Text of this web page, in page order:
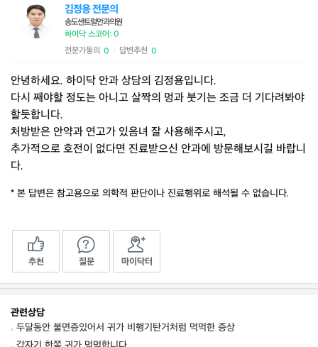
김정용 전문의
송도센트럴안과의원
하이닥 스코어: 0
전문가동의 0 답변추천 0
안녕하세요. 하이닥 안과 상담의 김정용입니다.
다시 째야할 정도는 아니고 살짝의 멍과 붓기는 조금 더 기다려봐야
할듯합니다.
처방받은 안약과 연고가 있음녀 잘 사용해주시고,
추가적으로 호전이 없다면 진료받으신 안과에 방문해보시길 바랍니
다.
* 본 답변은 참고용으로 의학적 판단이나 진료행위로 해석될 수 없습니다.
추천 질문 마이닥터
관련상담
두달동안 불면증있어서 귀가 비행기탄거처럼 먹먹한 증상